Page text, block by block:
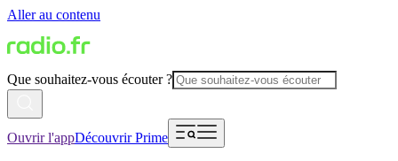
Aller au contenu
Que souhaitez-vous écouter ?
Ouvrir l'appDécouvrir Prime